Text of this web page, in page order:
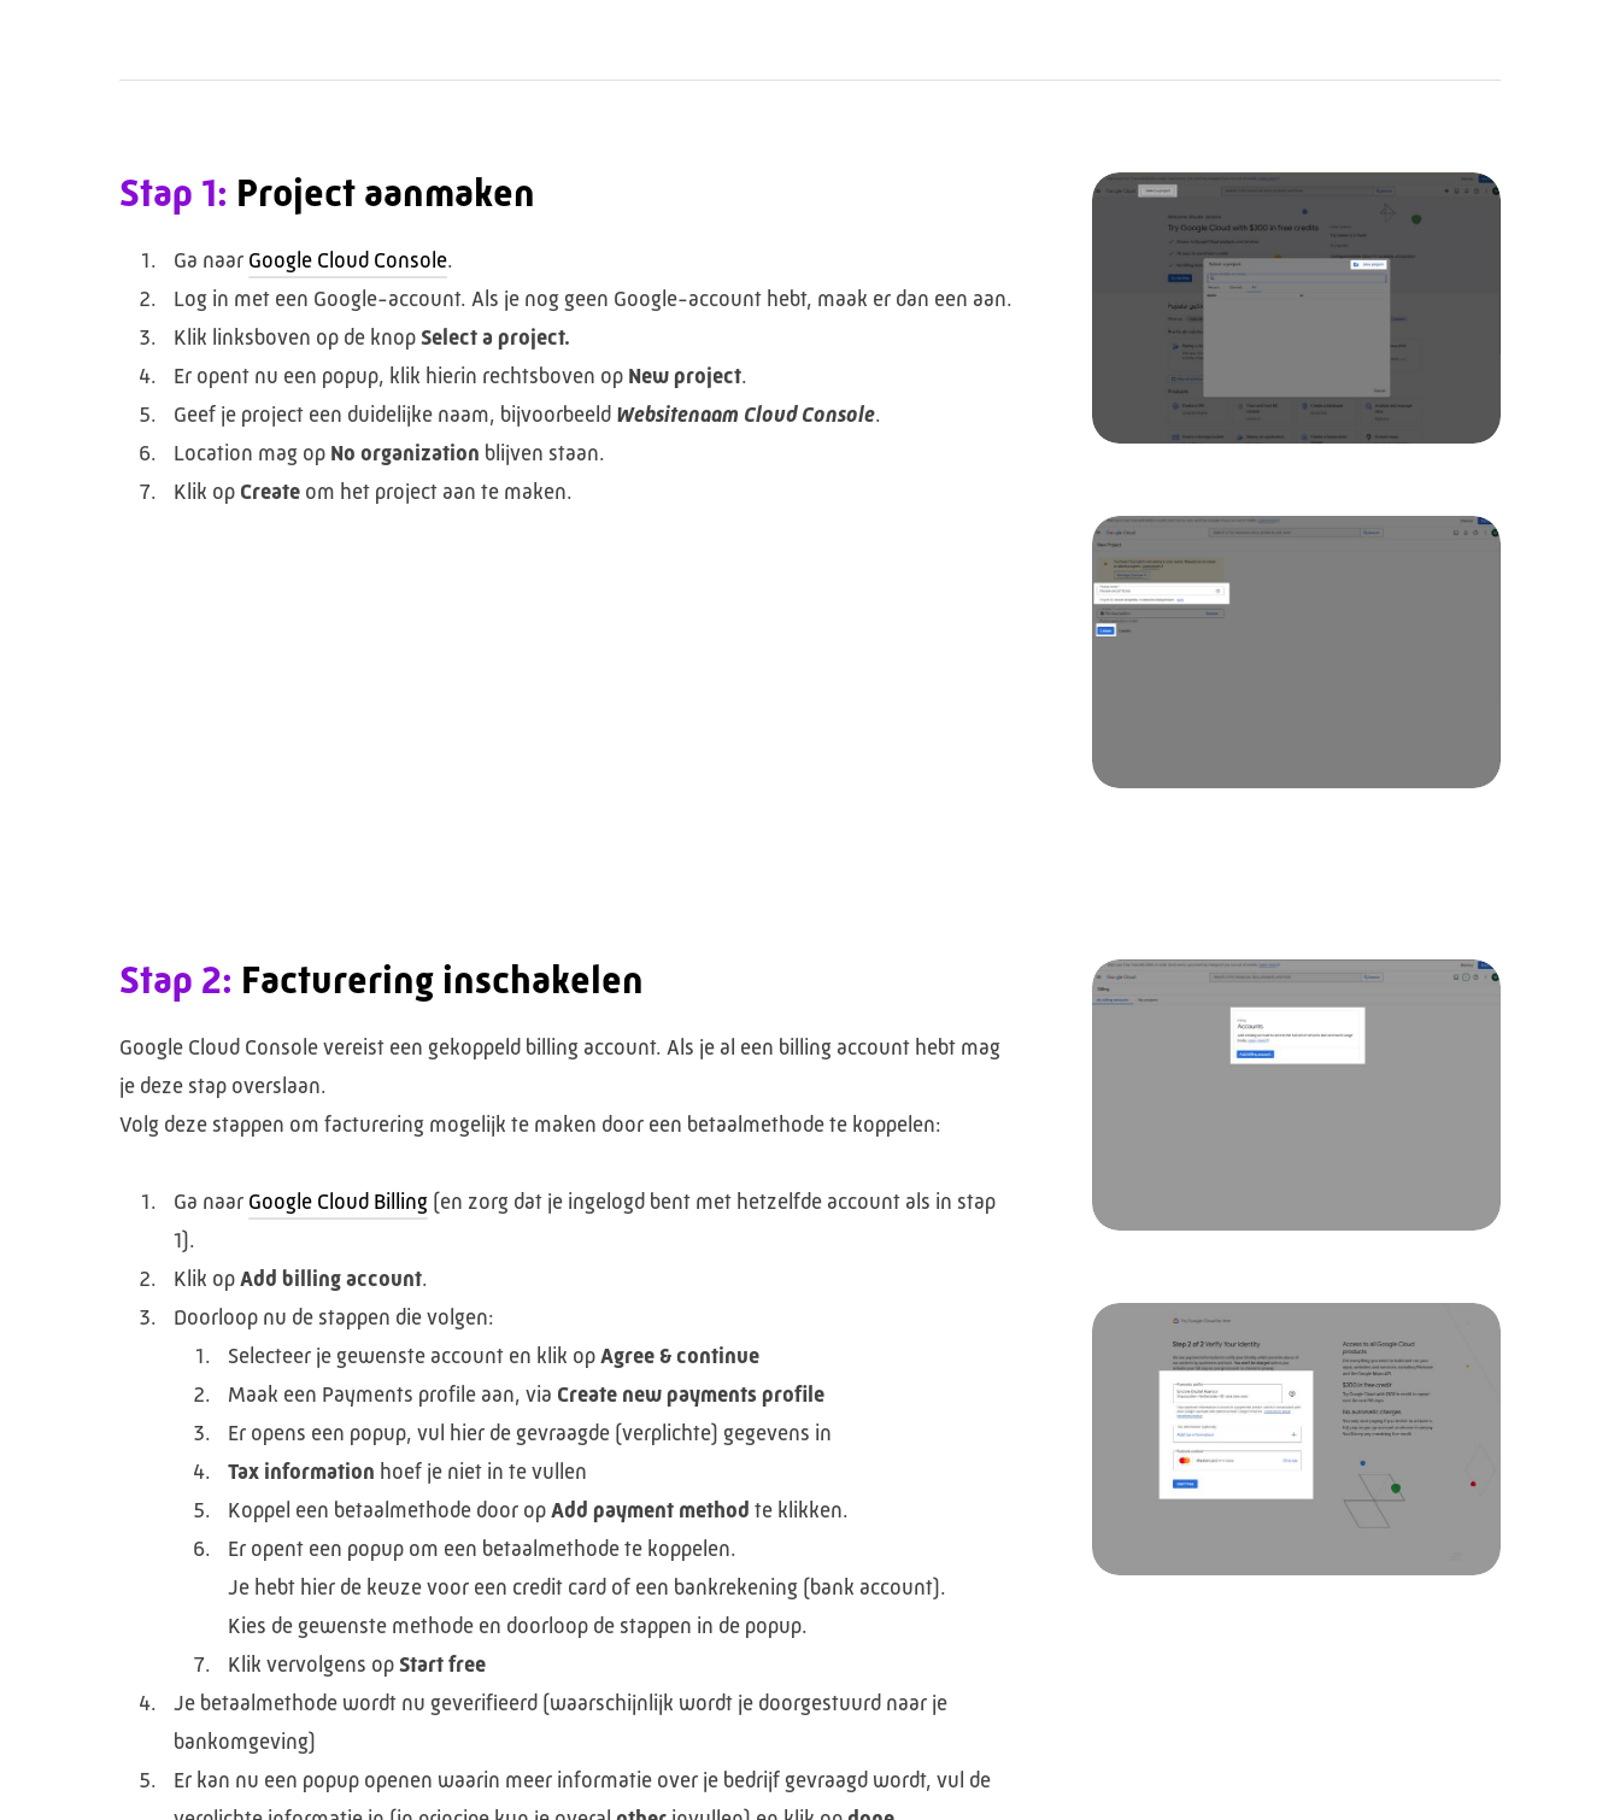
Stap 1: Project aanmaken
Ga naar Google Cloud Console.
Log in met een Google-account. Als je nog geen Google-account hebt, maak er dan een aan.
Klik linksboven op de knopSelect a project.
Er opent nu een popup, klik hierin rechtsboven op New project.
Geef je project een duidelijke naam, bijvoorbeeld Websitenaam Cloud Console.
Location mag op No organization blijven staan.
Klik op Create om het project aan te maken.
Stap 2: Facturering inschakelen
Google Cloud Console vereist een gekoppeld billing account. Als je al een billing account hebt mag
je deze stap overslaan.
Volg deze stappen om facturering mogelijk te maken door een betaalmethode te koppelen:
Ga naar Google Cloud Billing (en zorg dat je ingelogd bent met hetzelfde account als in stap
1).
Klik opAdd billing account.
Doorloop nu de stappen die volgen:
Selecteer je gewenste account en klik opAgree & continue
Maak een Payments profile aan, via Create new payments profile
Er opens een popup, vul hier de gevraagde (verplichte) gegevens in
Tax information hoef je niet in te vullen
Koppel een betaalmethode door opAdd payment methodte klikken.
Er opent een popup om een betaalmethode te koppelen.
Je hebt hier de keuze voor een credit card of een bankrekening (bank account).
Kies de gewenste methode en doorloop de stappen in de popup.
Klik vervolgens opStart free
Je betaalmethode wordt nu geverifieerd (waarschijnlijk wordt je doorgestuurd naar je
bankomgeving)
Er kan nu een popup openen waarin meer informatie over je bedrijf gevraagd wordt, vul de